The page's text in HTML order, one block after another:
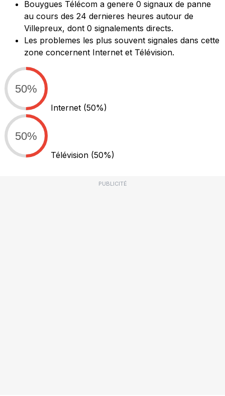
Bouygues Télécom a genere 0 signaux de panne
au cours des 24 dernieres heures autour de
Villepreux, dont 0 signalements directs.
Les problemes les plus souvent signales dans cette
zone concernent Internet et Télévision.
50%
Internet (50%)
50%
Télévision (50%)
PUBLICITÉ